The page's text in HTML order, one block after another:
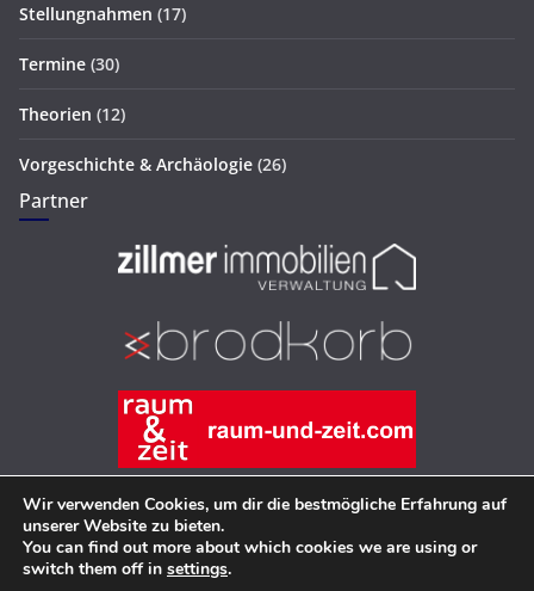
Stellungnahmen (17)
Termine (30)
Theorien (12)
Vorgeschichte & Archäologie (26)
Partner
Copyright © 2026Hans-Joachim Zillmer. Alle Rechte
vorbehalten.
Wir verwenden Cookies, um dir die bestmögliche Erfahrung auf
unserer Website zu bieten.
You can find out more about which cookies we are using or
switch them off in settings.